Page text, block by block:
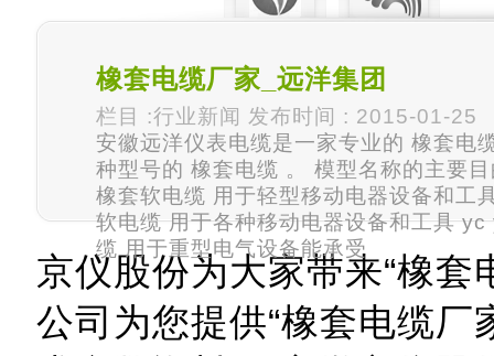
橡套电缆厂家_远洋集团
栏目 :行业新闻 发布时间 : 2015-01-25
安徽远洋仪表电缆是一家专业的 橡套电
种型号的 橡套电缆 。 模型名称的主要
橡套软电缆 用于轻型移动电器设备和工
软电缆 用于各种移动电器设备和工具
缆 用于重型电气设备能承受
京仪股份为大家带来“橡套
公司为您提供“橡套电缆厂